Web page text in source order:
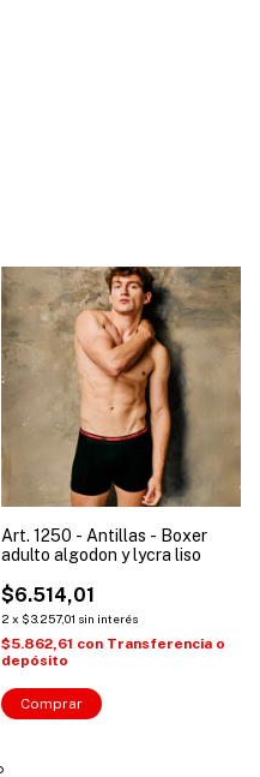
Art. 1250 - Antillas - Boxer
adulto algodon y lycra liso
$6.514,01
2 x $3.257,01 sin interés
$5.862,61 con Transferencia o
depósito
Comprar